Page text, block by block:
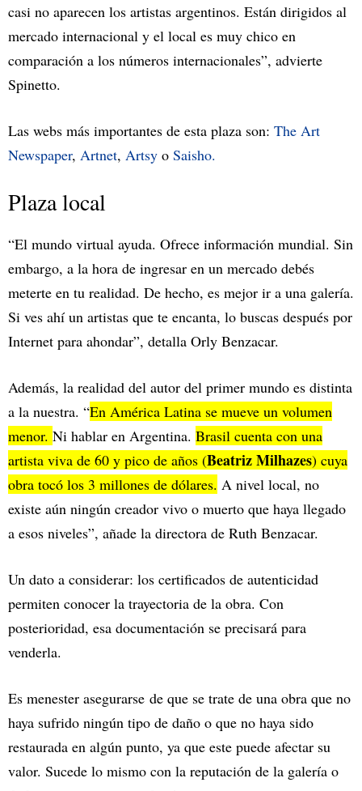
casi no aparecen los artistas argentinos. Están dirigidos al
mercado internacional y el local es muy chico en
comparación a los números internacionales”, advierte
Spinetto.
Las webs más importantes de esta plaza son: The Art
Newspaper, Artnet, Artsy o Saisho.
Plaza local
“El mundo virtual ayuda. Ofrece información mundial. Sin
embargo, a la hora de ingresar en un mercado debés
meterte en tu realidad. De hecho, es mejor ir a una galería.
Si ves ahí un artistas que te encanta, lo buscas después por
Internet para ahondar”, detalla Orly Benzacar.
Además, la realidad del autor del primer mundo es distinta
a la nuestra. “En América Latina se mueve un volumen
menor. Ni hablar en Argentina. Brasil cuenta con una
artista viva de 60 y pico de años (Beatriz Milhazes) cuya
obra tocó los 3 millones de dólares. A nivel local, no
existe aún ningún creador vivo o muerto que haya llegado
a esos niveles”, añade la directora de Ruth Benzacar.
Un dato a considerar: los certificados de autenticidad
permiten conocer la trayectoria de la obra. Con
posterioridad, esa documentación se precisará para
venderla.
Es menester asegurarse de que se trate de una obra que no
haya sufrido ningún tipo de daño o que no haya sido
restaurada en algún punto, ya que este puede afectar su
valor. Sucede lo mismo con la reputación de la galería o